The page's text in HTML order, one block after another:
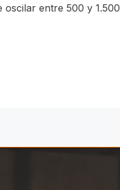
oscilar entre 500 y 1.500